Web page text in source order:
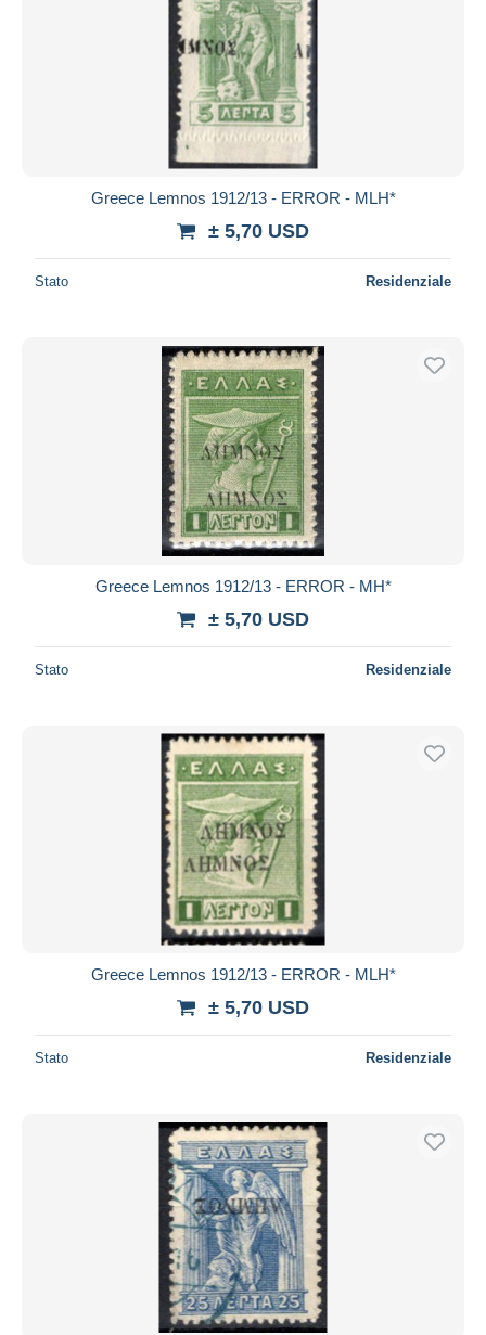
Greece Lemnos 1912/13 - ERROR - MLH*
± 5,70 USD
Stato Residenziale
Greece Lemnos 1912/13 - ERROR - MH*
± 5,70 USD
Stato Residenziale
Greece Lemnos 1912/13 - ERROR - MLH*
± 5,70 USD
Stato Residenziale